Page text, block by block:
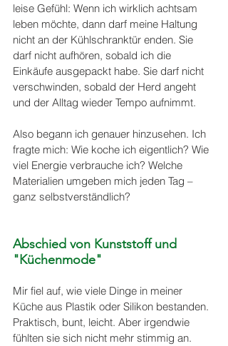
leise Gefühl: Wenn ich wirklich achtsam
leben möchte, dann darf meine Haltung
nicht an der Kühlschranktür enden. Sie
darf nicht aufhören, sobald ich die
Einkäufe ausgepackt habe. Sie darf nicht
verschwinden, sobald der Herd angeht
und der Alltag wieder Tempo aufnimmt.
Also begann ich genauer hinzusehen. Ich
fragte mich: Wie koche ich eigentlich? Wie
viel Energie verbrauche ich? Welche
Materialien umgeben mich jeden Tag –
ganz selbstverständlich?
Abschied von Kunststoff und
"Küchenmode"
Mir fiel auf, wie viele Dinge in meiner
Küche aus Plastik oder Silikon bestanden.
Praktisch, bunt, leicht. Aber irgendwie
fühlten sie sich nicht mehr stimmig an.